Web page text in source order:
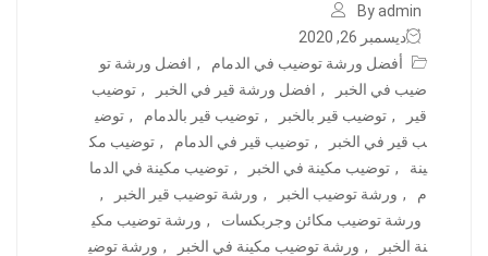
By admin
ديسمبر 26, 2020
أفضل ورشة توضيب في الدمام
, افضل ورشة تو
ضيب في الخبر
, افضل ورشة قير في الخبر , توضيب
قير
, توضيب قير بالخبر , توضيب قير بالدمام , توضي
ب قير في الخبر
, توضيب قير في الدمام , توضيب مك
ينة
, توضيب مكينة في الخبر , توضيب مكينة في الدما
م
, ورشة توضيب الخبر , ورشة توضيب قير الخبر
,
ورشة توضيب مكائن وجربكسات
, ورشة توضيب مكي
نة الخبر
, ورشة توضيب مكينة في الخبر , ورشة توضي